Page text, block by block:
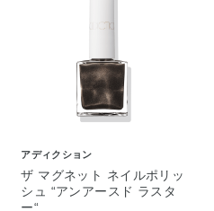
アディクション
ザ マグネット ネイルポリッ
シュ “アンアースド ラスタ
ー“